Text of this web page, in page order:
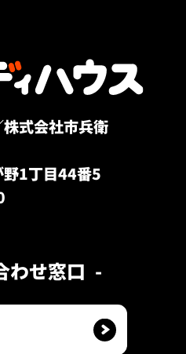
式会社市兵衛
野1丁目44番5
わせ窓口